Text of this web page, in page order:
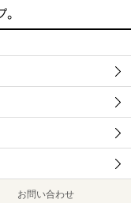
お問い合わせ